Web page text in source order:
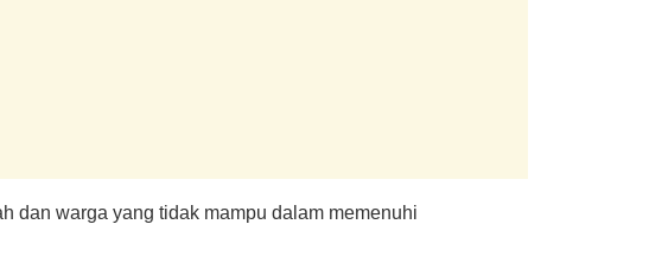
dan warga yang tidak mampu dalam memenuhi